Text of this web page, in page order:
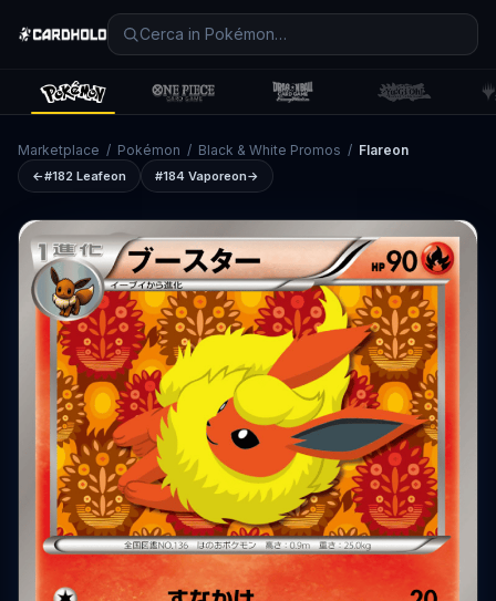
Marketplace / Pokémon / Black & White Promos / Flareon
←#182 Leafeon #184 Vaporeon→